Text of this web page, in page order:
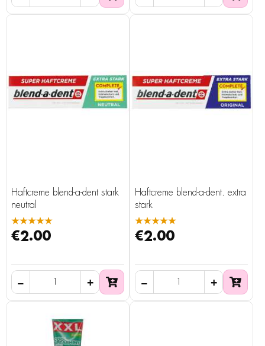
Haftcreme blend-a-dent stark
neutral
★★★★★
€2.00
Haftcreme blend-a-dent. extra
stark
★★★★★
€2.00